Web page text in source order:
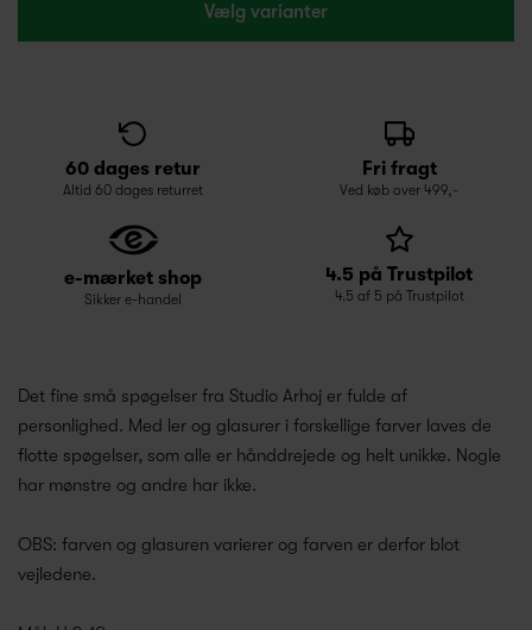
Vælg varianter
60 dages retur
Altid 60 dages returret
Fri fragt
Ved køb over 499,-
e-mærket shop
Sikker e-handel
4.5 på Trustpilot
4.5 af 5 på Trustpilot
Det fine små spøgelser fra Studio Arhoj er fulde af
personlighed. Med ler og glasurer i forskellige farver laves de
flotte spøgelser, som alle er hånddrejede og helt unikke. Nogle
har mønstre og andre har ikke.
OBS: farven og glasuren varierer og farven er derfor blot
vejledene.